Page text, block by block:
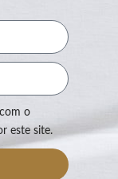
o
este site.